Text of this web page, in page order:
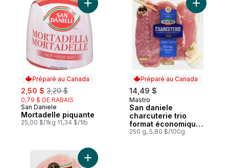
Préparé au Canada
sale:
2,50 $ , formerly:
3,29 $
0,79 $ DE RABAIS
Préparé au Canada
San Daniele
Mortadelle piquante
25,00 $/1kg 11,34 $/1lb
Ajouter Mortadelle piquante au panier
Préparé au Canada
14,49 $
Préparé au Canada
Mastro
San daniele
charcuterie trio
format économique -
Salami de Gênes,
250 g, 5,80 $/100g
Ajouter
Ajouter Mortadelle avec pistache